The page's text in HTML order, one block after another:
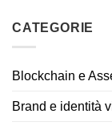
CATEGORIE
Blockchain e
Brand e identità